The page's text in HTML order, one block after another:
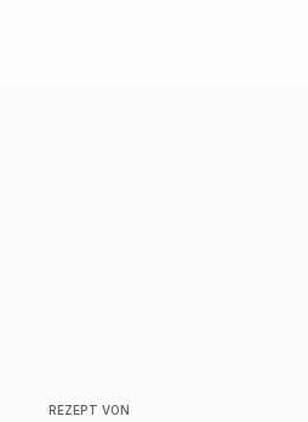
REZEPT VON